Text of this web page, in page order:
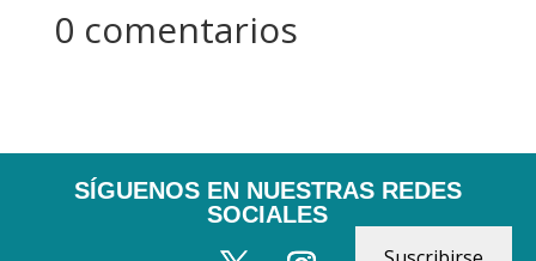
0 comentarios
SÍGUENOS EN NUESTRAS REDES
SOCIALES